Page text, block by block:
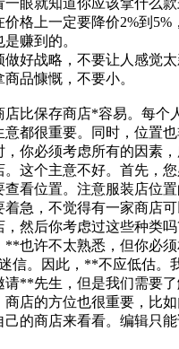
一眼就知道你应该拿什么
价格上一定要降价2%到5%
赚到的。
做好战略，不要让人感觉
品慷慨，不要小。
店比保存商店*容易。每个
意都很重要。同时，位置
，你必须考虑所有的因素
。这个主意不好。首先，您
查看位置。注意服装店位
着急，不觉得有一家商店
，然后你考虑过这些种类吗
**也许不太熟悉，但你必
信。因此，**不应低估。
请**先生，但是我们需要
商店的方位也很重要，比
己的商店来看看。编辑只